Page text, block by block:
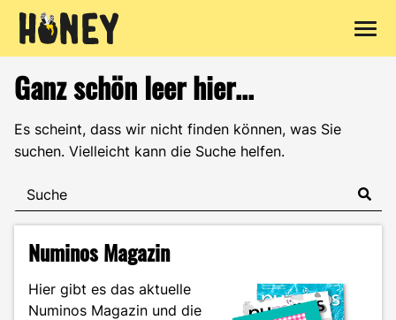
Inhalt
springen
Ganz schön leer hier...
Es scheint, dass wir nicht finden können, was Sie
suchen. Vielleicht kann die Suche helfen.
Numinos Magazin
Hier gibt es das aktuelle
Numinos Magazin und die